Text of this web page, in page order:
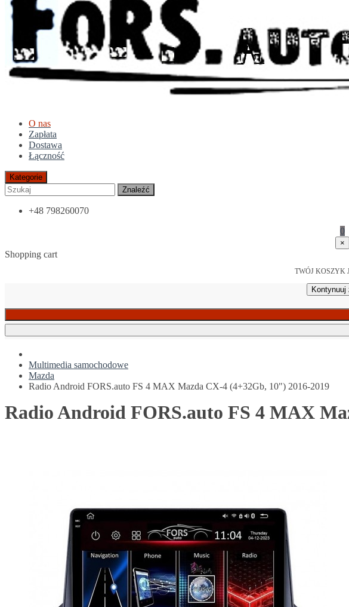
O nas
Zapłata
Dostawa
Łączność
Kategorie
Znaleźć
+48 798260070
0
×
Shopping cart
TWÓJ KOSZYK
Kontynuuj
Multimedia samochodowe
Mazda
Radio Android FORS.auto FS 4 MAX Mazda CX-4 (4+32Gb, 10") 2016-2019
Radio Android FORS.auto FS 4 MAX